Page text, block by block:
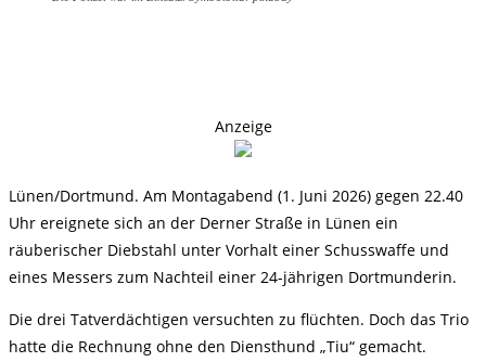
Anzeige
Lünen/Dortmund. Am Montagabend (1. Juni 2026) gegen 22.40
Uhr ereignete sich an der Derner Straße in Lünen ein
räuberischer Diebstahl unter Vorhalt einer Schusswaffe und
eines Messers zum Nachteil einer 24-jährigen Dortmunderin.
Die drei Tatverdächtigen versuchten zu flüchten. Doch das Trio
hatte die Rechnung ohne den Diensthund „Tiu“ gemacht.